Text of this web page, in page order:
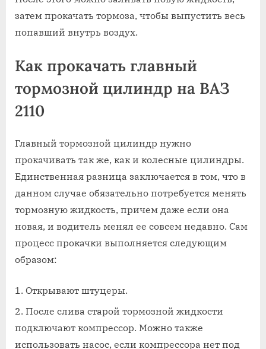
затем прокачать тормоза, чтобы выпустить весь
попавший внутрь воздух.
Как прокачать главный
тормозной цилиндр на ВАЗ
2110
Главный тормозной цилиндр нужно
прокачивать так же, как и колесные цилиндры.
Единственная разница заключается в том, что в
данном случае обязательно потребуется менять
тормозную жидкость, причем даже если она
новая, и водитель менял ее совсем недавно. Сам
процесс прокачки выполняется следующим
образом:
Открывают штуцеры.
После слива старой тормозной жидкости
подключают компрессор. Можно также
использовать насос, если компрессора нет под